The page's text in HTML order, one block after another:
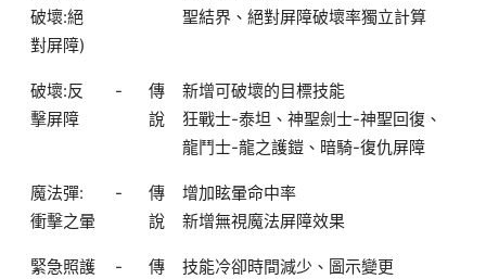
破壞:絕
對屏障)
聖結界、絕對屏障破壞率獨立計算
破壞:反
擊屏障
-
傳
說
新增可破壞的目標技能
狂戰士-泰坦、神聖劍士-神聖回復、
龍鬥士-龍之護鎧、暗騎-復仇屏障
魔法彈:
衝擊之暈
-
傳
說
增加眩暈命中率
新增無視魔法屏障效果
緊急照護 - 傳 技能冷卻時間減少、圖示變更